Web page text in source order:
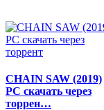
CHAIN SAW (2019)
РС скачать через
торрен…